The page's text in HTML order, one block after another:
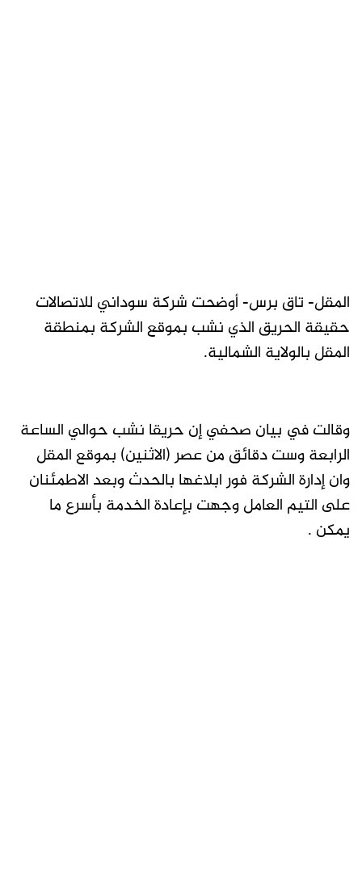
المقل- تاق برس- أوضحت شركة سوداني للاتصالات
حقيقة الحريق الذي نشب بموقع الشركة بمنطقة
المقل بالولاية الشمالية.
وقالت في بيان صحفي إن حريقا نشب حوالي الساعة
الرابعة وست دقائق من عصر (الاثنين) بموقع المقل
وان إدارة الشركة فور ابلاغها بالحدث وبعد الاطمئنان
على التيم العامل وجهت بإعادة الخدمة بأسرع ما
يمكن .